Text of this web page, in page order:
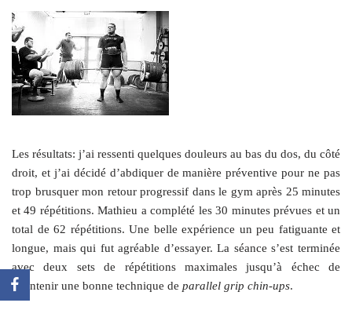
Les résultats: j’ai ressenti quelques douleurs au bas du dos, du côté
droit, et j’ai décidé d’abdiquer de manière préventive pour ne pas
trop brusquer mon retour progressif dans le gym après 25 minutes
et 49 répétitions. Mathieu a complété les 30 minutes prévues et un
total de 62 répétitions. Une belle expérience un peu fatiguante et
longue, mais qui fut agréable d’essayer. La séance s’est terminée
avec deux sets de répétitions maximales jusqu’à échec de
maintenir une bonne technique de parallel grip chin-ups.